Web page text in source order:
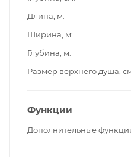
Длина, м
Ширина, м
Глубина, м
Размер верхнего душа,
Функции
Дополнительные